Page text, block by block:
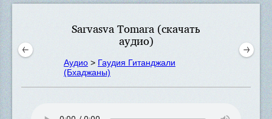
Sarvasva Tomara (скачать
аудио)
Аудио > Гаудия Гитанджали
(Бхаджаны)